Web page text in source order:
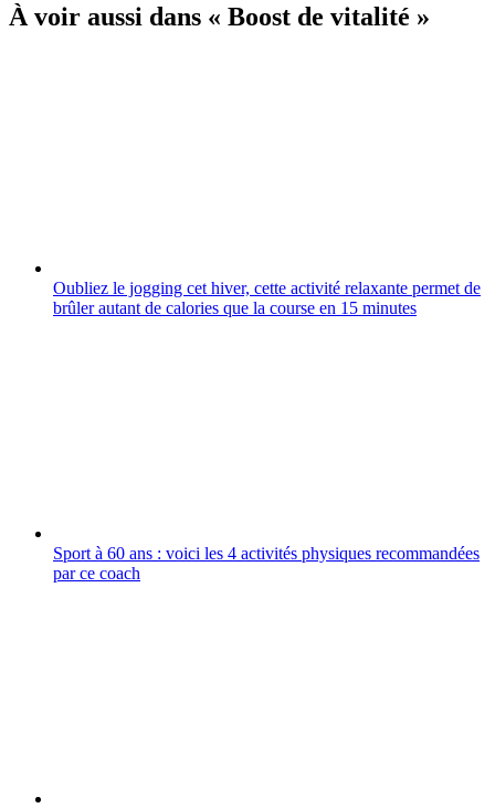
À voir aussi dans « Boost de vitalité »
Oubliez le jogging cet hiver, cette activité relaxante permet de
brûler autant de calories que la course en 15 minutes
Sport à 60 ans : voici les 4 activités physiques recommandées
par ce coach